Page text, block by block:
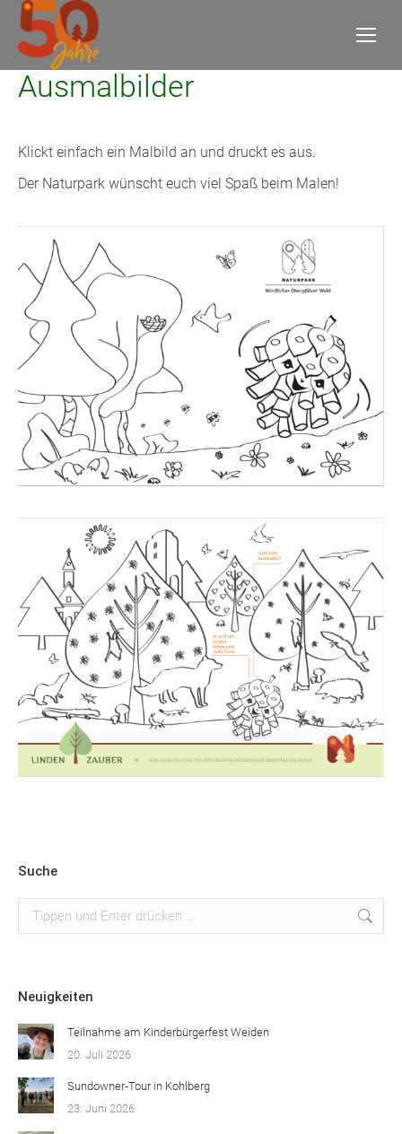
Ausmalbilder
Klickt einfach ein Malbild an und druckt es aus.
Der Naturpark wünscht euch viel Spaß beim Malen!
Suche
Neuigkeiten
Teilnahme am Kinderbürgerfest Weiden
20. Juli 2026
Sundowner-Tour in Kohlberg
23. Juni 2026